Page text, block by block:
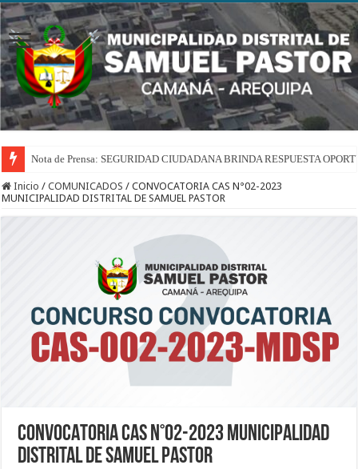
Nota de Prensa: SEGURIDAD CIUDADANA BRINDA RESPUESTA
Inicio / COMUNICADOS / CONVOCATORIA CAS N°02-2023
MUNICIPALIDAD DISTRITAL DE SAMUEL PASTOR
CONVOCATORIA CAS N°02-2023 MUNICIPALIDAD
DISTRITAL DE SAMUEL PASTOR